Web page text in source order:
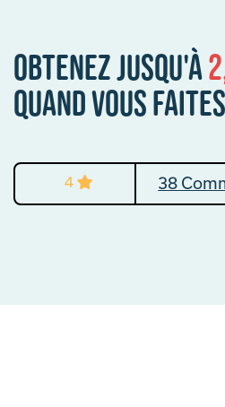
Obtenez jusqu'à
Quand vous
4 38